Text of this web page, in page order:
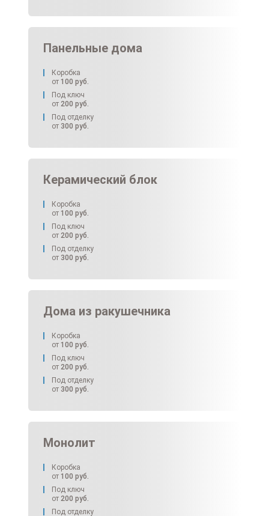
Панельные дома
Коробка
от 100 руб.
Под ключ
от 200 руб.
Под отделку
от 300 руб.
Керамический блок
Коробка
от 100 руб.
Под ключ
от 200 руб.
Под отделку
от 300 руб.
Дома из ракушечника
Коробка
от 100 руб.
Под ключ
от 200 руб.
Под отделку
от 300 руб.
Монолит
Коробка
от 100 руб.
Под ключ
от 200 руб.
Под отделку